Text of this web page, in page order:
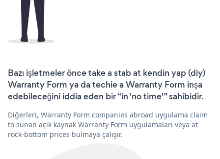
Bazı işletmeler önce take a stab at kendin yap (diy)
Warranty Form ya da techie a Warranty Form inşa
edebileceğini iddia eden bir “in 'no time'” sahibidir.
Diğerleri, Warranty Form companies abroad uygulama claim
to sunan açık kaynak Warranty Form uygulamaları veya at
rock-bottom prices bulmaya çalışır.